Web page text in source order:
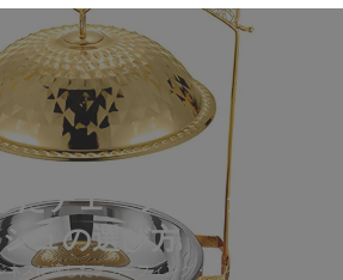
たチェーフィング・ディ
ュの選び方
ネスに適したチェーフィング・ディッシュの選び方